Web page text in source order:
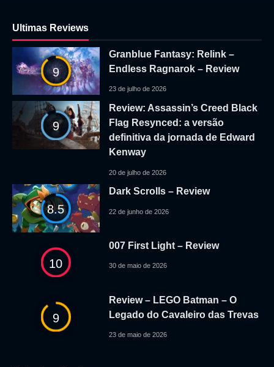
Ultimas Reviews
9
Granblue Fantasy: Relink –
Endless Ragnarok – Review
23 de julho de 2026
9
Review: Assassin’s Creed Black
Flag Resynced: a versão
definitiva da jornada de Edward
Kenway
20 de julho de 2026
8.5
Dark Scrolls – Review
22 de junho de 2026
10
007 First Light – Review
30 de maio de 2026
9
Review – LEGO Batman – O
Legado do Cavaleiro das Trevas
23 de maio de 2026